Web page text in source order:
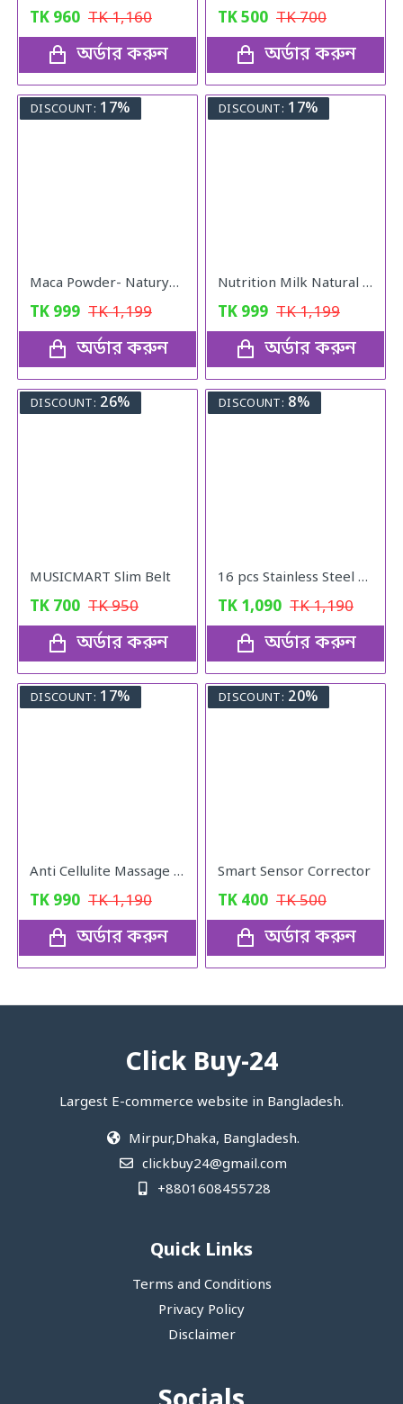
TK 960 TK1,160
অর্ডার করুন
TK500 TK700
অর্ডার করুন
DISCOUNT: 17%
Maca Powder- Naturya Organic
TK 999 TK1,199
অর্ডার করুন
DISCOUNT: 17%
Nutrition Milk Natural Weight Gain Formula
TK 999 TK1,199
অর্ডার করুন
DISCOUNT: 26%
MUSICMART Slim Belt
TK 700 TK950
অর্ডার করুন
DISCOUNT: 8%
16 pcs Stainless Steel Nail Cutter Clipper Tool Box Set For Personal Care Manicure Set
TK 1,090 TK1,190
অর্ডার করুন
DISCOUNT: 17%
Anti Cellulite Massage Oil
TK 990 TK1,190
অর্ডার করুন
DISCOUNT: 20%
Smart Sensor Corrector
TK 400 TK500
অর্ডার করুন
Click Buy-24
Largest E-commerce website in Bangladesh.
Mirpur,Dhaka, Bangladesh.
clickbuy24@gmail.com
+8801608455728
Quick Links
Terms and Conditions
Privacy Policy
Disclaimer